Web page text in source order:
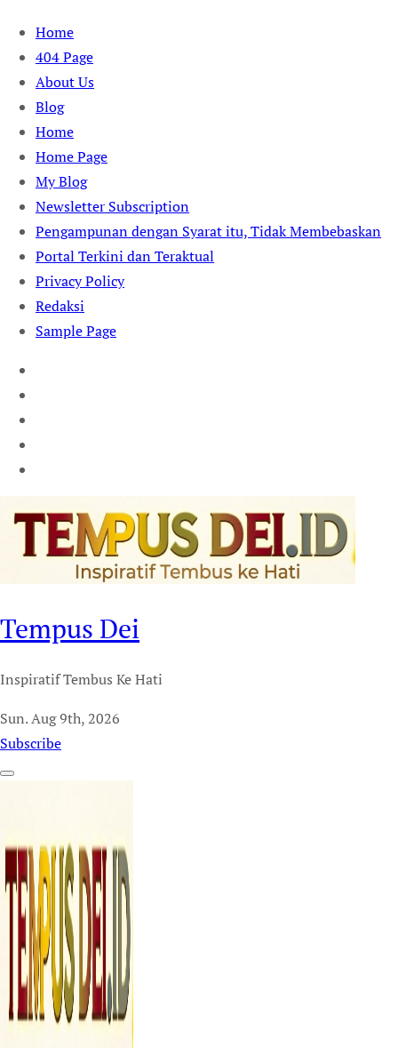
Skip
content
Home
404 Page
About Us
Blog
Home
Home Page
My Blog
Newsletter Subscription
Pengampunan dengan Syarat itu, Tidak Membebaskan
Portal Terkini dan Teraktual
Privacy Policy
Redaksi
Sample Page
Tempus Dei
Inspiratif Tembus Ke Hati
Sun. Aug 9th, 2026
Subscribe